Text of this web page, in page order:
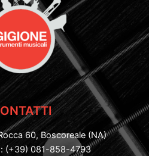
60, Boscoreale (NA)
(+39) 081-858-4793